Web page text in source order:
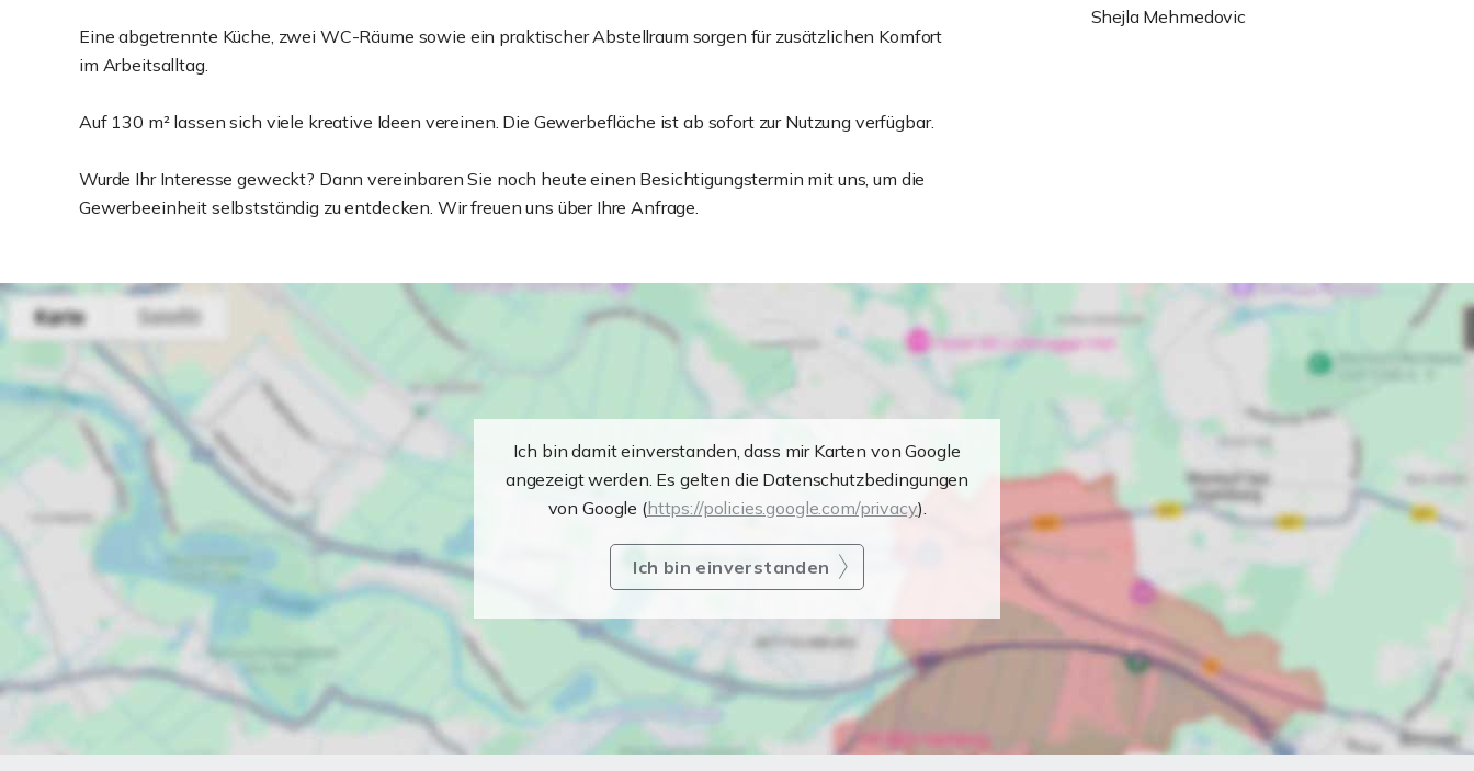
Eine abgetrennte Küche, zwei WC-Räume sowie ein praktischer Abstellraum sorgen für zusätzlichen Komfort
im Arbeitsalltag.
Auf 130 m² lassen sich viele kreative Ideen vereinen. Die Gewerbefläche ist ab sofort zur Nutzung verfügbar.
Wurde Ihr Interesse geweckt? Dann vereinbaren Sie noch heute einen Besichtigungstermin mit uns, um die
Gewerbeeinheit selbstständig zu entdecken. Wir freuen uns über Ihre Anfrage.
Shejla Mehmedovic
Ich bin damit einverstanden, dass mir Karten von Google
angezeigt werden. Es gelten die Datenschutzbedingungen
von Google (https://policies.google.com/privacy).
Ich bin einverstanden